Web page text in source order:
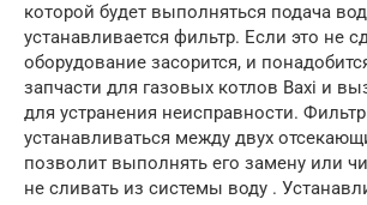
которой будет выполняться подача
устанавливается фильтр. Если это не
оборудование засорится, и
запчасти для газовых котлов Baxi и
для устранения неисправности.
устанавливаться между двух
позволит выполнять его замену или
не сливать из системы воду .